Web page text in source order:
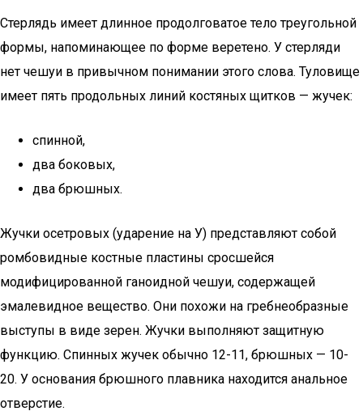
Стерлядь имеет длинное продолговатое тело треугольной
формы, напоминающее по форме веретено. У стерляди
нет чешуи в привычном понимании этого слова. Туловище
имеет пять продольных линий костяных щитков — жучек:
спинной,
два боковых,
два брюшных.
Жучки осетровых (ударение на У) представляют собой
ромбовидные костные пластины сросшейся
модифицированной ганоидной чешуи, содержащей
эмалевидное вещество. Они похожи на гребнеобразные
выступы в виде зерен. Жучки выполняют защитную
функцию. Спинных жучек обычно 12-11, брюшных — 10-
20. У основания брюшного плавника находится анальное
отверстие.